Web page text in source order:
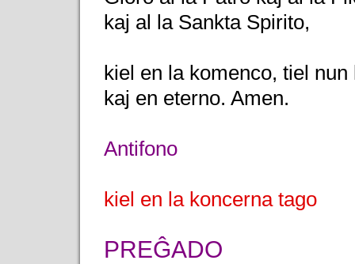
kaj al la Sankta Spirito,
kiel en la komenco, tiel
kaj en eterno. Amen.
Antifono
kiel en la koncerna tago
PREĜADO